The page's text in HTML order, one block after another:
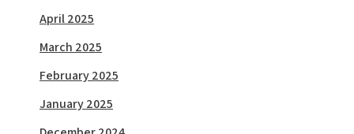
April 2025
March 2025
February 2025
January 2025